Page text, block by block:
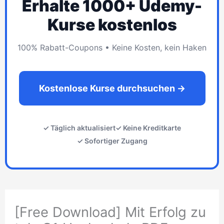
Erhalte 1000+ Udemy-
Kurse kostenlos
100% Rabatt-Coupons • Keine Kosten, kein Haken
Kostenlose Kurse durchsuchen →
✓ Täglich aktualisiert✓ Keine Kreditkarte
✓ Sofortiger Zugang
[Free Download] Mit Erfolg zu